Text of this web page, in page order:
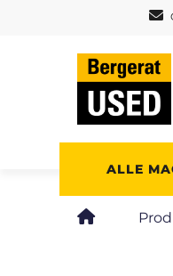
ALLE
Cookies beheer paneel